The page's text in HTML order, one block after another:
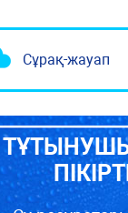
Сұрақ-жауап